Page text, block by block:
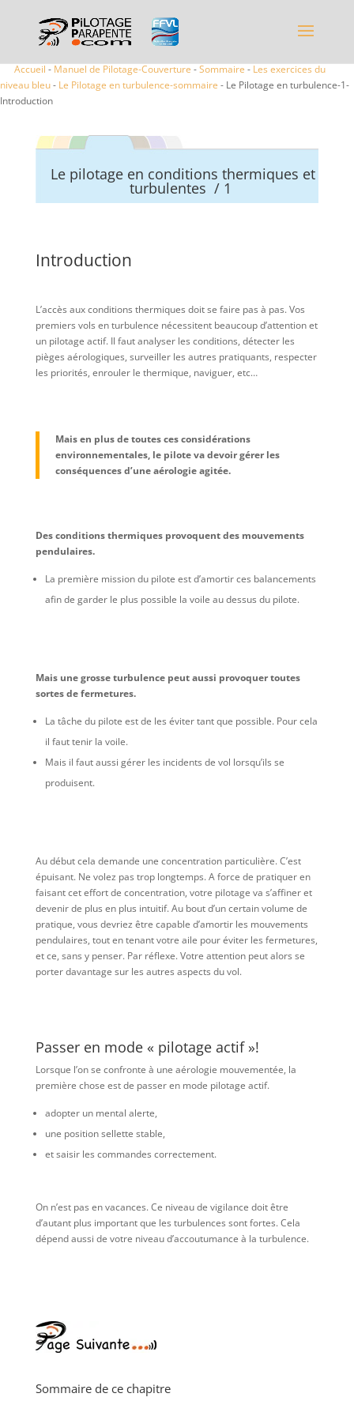
Accueil - Manuel de Pilotage-Couverture -Sommaire - Les exercices du
niveau bleu- Le Pilotage en turbulence-sommaire - Le Pilotage en turbulence-1-
Introduction
Le pilotage en conditions thermiques et
turbulentes / 1
Introduction
L’accès aux conditions thermiques doit se faire pas à pas. Vos
premiers vols en turbulence nécessitent beaucoup d’attention et
un pilotage actif. Il faut analyser les conditions, détecter les
pièges aérologiques, surveiller les autres pratiquants, respecter
les priorités, enrouler le thermique, naviguer, etc…
Mais en plus de toutes ces considérations
environnementales, le pilote va devoir gérer les
conséquences d’une aérologie agitée.
Des conditions thermiques provoquent des mouvements
pendulaires.
La première mission du pilote est d’amortir ces balancements
afin de garder le plus possible la voile au dessus du pilote.
Mais une grosse turbulence peut aussi provoquer toutes
sortes de fermetures.
La tâche du pilote est de les éviter tant que possible. Pour cela
il faut tenir la voile.
Mais il faut aussi gérer les incidents de vol lorsqu’ils se
produisent.
Au début cela demande une concentration particulière. C’est
épuisant. Ne volez pas trop longtemps. A force de pratiquer en
faisant cet effort de concentration, votre pilotage va s’affiner et
devenir de plus en plus intuitif. Au bout d’un certain volume de
pratique, vous devriez être capable d’amortir les mouvements
pendulaires, tout en tenant votre aile pour éviter les fermetures,
et ce, sans y penser. Par réflexe. Votre attention peut alors se
porter davantage sur les autres aspects du vol.
Passer en mode « pilotage actif »!
Lorsque l’on se confronte à une aérologie mouvementée, la
première chose est de passer en mode pilotage actif.
adopter un mental alerte,
une position sellette stable,
et saisir les commandes correctement.
On n’est pas en vacances. Ce niveau de vigilance doit être
d’autant plus important que les turbulences sont fortes. Cela
dépend aussi de votre niveau d’accoutumance à la turbulence.
Sommaire de ce chapitre